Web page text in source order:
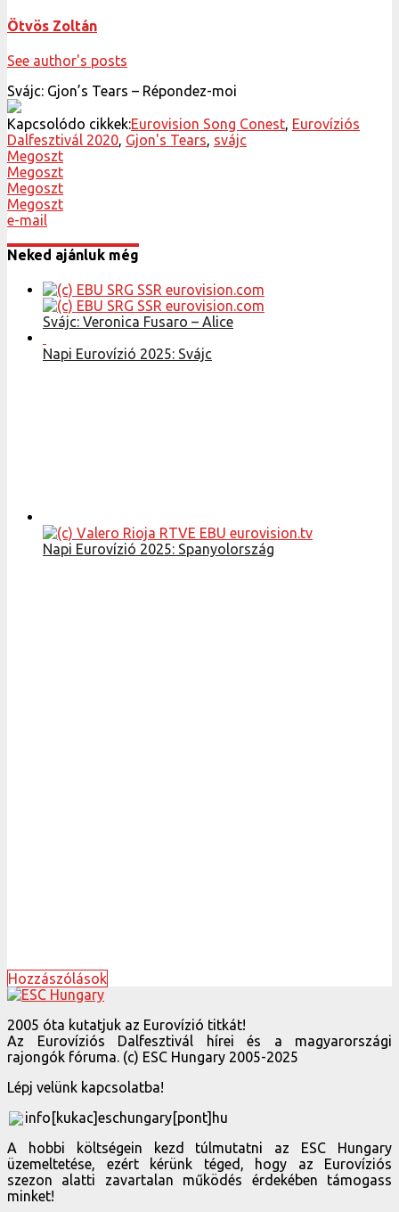
Ötvös Zoltán
See author's posts
Svájc: Gjon’s Tears – Répondez-moi
Kapcsolódo cikkek:Eurovision Song Conest, Eurovíziós
Dalfesztivál 2020, Gjon's Tears, svájc
Megoszt
Megoszt
Megoszt
Megoszt
e-mail
Neked ajánluk még
Svájc: Veronica Fusaro – Alice
Napi Eurovízió 2025: Svájc
Napi Eurovízió 2025: Spanyolország
Hozzászólások
2005 óta kutatjuk az Eurovízió titkát!
Az Eurovíziós Dalfesztivál hírei és a magyarországi
rajongók fóruma. (c) ESC Hungary 2005-2025
Lépj velünk kapcsolatba!
info[kukac]eschungary[pont]hu
A hobbi költségein kezd túlmutatni az ESC Hungary
üzemeltetése, ezért kérünk téged, hogy az Eurovíziós
szezon alatti zavartalan működés érdekében támogass
minket!